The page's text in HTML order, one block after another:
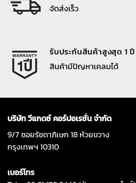
จัดส่งเร็ว
รับประกันสินค้าสูงสุด 1 ปี
สินค้ามีปัญหาเคลมได้
บริษัท วีแกดซ์ คอร์ปอเรชั่น จำกัด
9/7 ซอยรัชดาภิเษก 18 ห้วยขวาง
กรุงเทพฯ 10310
เบอร์โทร